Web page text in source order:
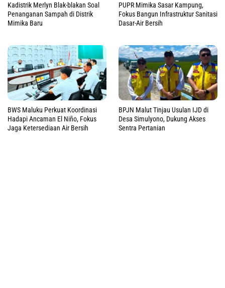
Kadistrik Merlyn Blak-blakan Soal
Penanganan Sampah di Distrik
Mimika Baru
PUPR Mimika Sasar Kampung,
Fokus Bangun Infrastruktur Sanitasi
Dasar-Air Bersih
BWS Maluku Perkuat Koordinasi
Hadapi Ancaman El Niño, Fokus
Jaga Ketersediaan Air Bersih
BPJN Malut Tinjau Usulan IJD di
Desa Simulyono, Dukung Akses
Sentra Pertanian